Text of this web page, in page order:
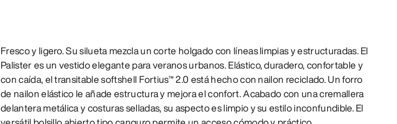
Fresco y ligero. Su silueta mezcla un corte holgado con líneas limpias y estructuradas. El
Palister es un vestido elegante para veranos urbanos. Elástico, duradero, confortable y
con caída, el transitable softshell Fortius™ 2.0 está hecho con nailon reciclado. Un forro
de nailon elástico le añade estructura y mejora el confort. Acabado con una cremallera
delantera metálica y costuras selladas, su aspecto es limpio y su estilo inconfundible. El